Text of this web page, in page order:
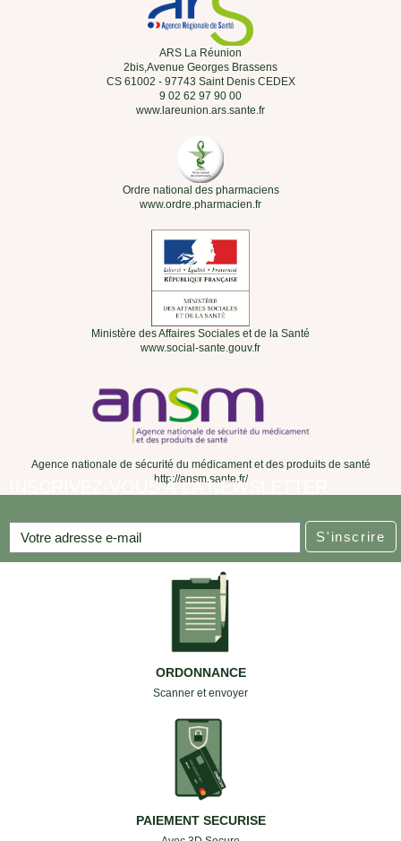
ARS La Réunion
2bis,Avenue Georges Brassens
CS 61002 - 97743 Saint Denis CEDEX
9 02 62 97 90 00
www.lareunion.ars.sante.fr
Ordre national des pharmaciens
www.ordre.pharmacien.fr
Ministère des Affaires Sociales et de la Santé
www.social-sante.gouv.fr
Agence nationale de sécurité du médicament et des produits de santé
http://ansm.sante.fr/
INSCRIVEZ-VOUS À LA NEWSLETTER
S'inscrire
ORDONNANCE
Scanner et envoyer
PAIEMENT SECURISE